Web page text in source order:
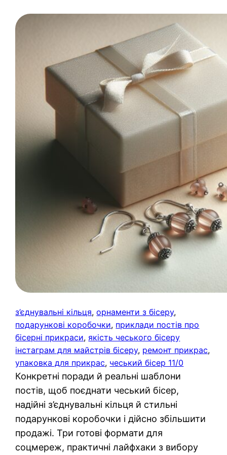
з’єднувальні кільця, орнаменти з бісеру
подарункові коробочки, приклади постів про
бісерні прикраси, якість чеського бісеру
інстаграм для майстрів бісеру, ремонт прикрас
упаковка для прикрас, чеський бісер 11/0
Конкретні поради й реальні шаблони
постів, щоб поєднати чеський бісер,
надійні з’єднувальні кільця й стильні
подарункові коробочки і дійсно збільшити
продажі. Три готові формати для
соцмереж, практичні лайфхаки з вибору